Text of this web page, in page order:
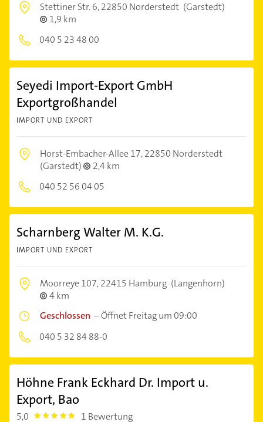
Stettiner Str. 6,22850 Norderstedt (Garstedt)
1,9 km
040 5 23 48 00
Seyedi Import-Export GmbH
Exportgroßhandel
IMPORT UND EXPORT
Horst-Embacher-Allee 17,22850 Norderstedt
(Garstedt)
2,4 km
040 52 56 04 05
Scharnberg Walter M. K.G.
IMPORT UND EXPORT
Moorreye 107,22415 Hamburg (Langenhorn)
4 km
Geschlossen –Öffnet Freitag um 09:00
040 5 32 84 88-0
Höhne Frank Eckhard Dr. Import u.
Export, Bao
5,0 5.0 1 Bewertung